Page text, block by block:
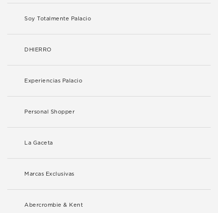
Soy Totalmente Palacio
DHIERRO
Experiencias Palacio
Personal Shopper
La Gaceta
Marcas Exclusivas
Abercrombie & Kent